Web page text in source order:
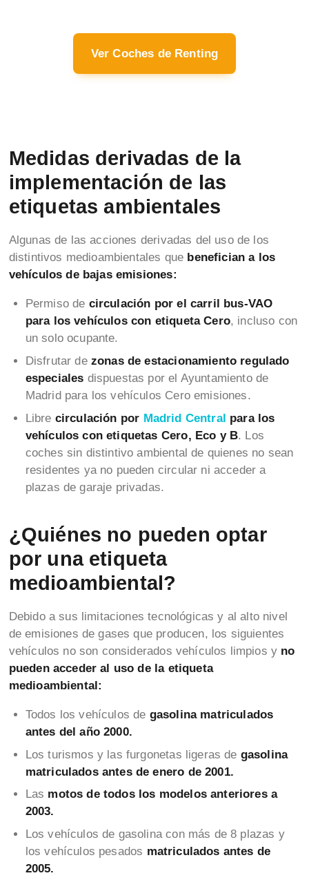
Ver Coches de Renting
Medidas derivadas de la
implementación de las
etiquetas ambientales
Algunas de las acciones derivadas del uso de los
distintivos medioambientales que benefician a los
vehículos de bajas emisiones:
Permiso de circulación por el carril bus-VAO
para los vehículos con etiqueta Cero, incluso con
un solo ocupante.
Disfrutar de zonas de estacionamiento regulado
especiales dispuestas por el Ayuntamiento de
Madrid para los vehículos Cero emisiones.
Libre circulación por Madrid Central para los
vehículos con etiquetas Cero, Eco y B. Los
coches sin distintivo ambiental de quienes no sean
residentes ya no pueden circular ni acceder a
plazas de garaje privadas.
¿Quiénes no pueden optar
por una etiqueta
medioambiental?
Debido a sus limitaciones tecnológicas y al alto nivel
de emisiones de gases que producen, los siguientes
vehículos no son considerados vehículos limpios y no
pueden acceder al uso de la etiqueta
medioambiental:
Todos los vehículos de gasolina matriculados
antes del año 2000.
Los turismos y las furgonetas ligeras de gasolina
matriculados antes de enero de 2001.
Las motos de todos los modelos anteriores a
2003.
Los vehículos de gasolina con más de 8 plazas y
los vehículos pesados matriculados antes de
2005.